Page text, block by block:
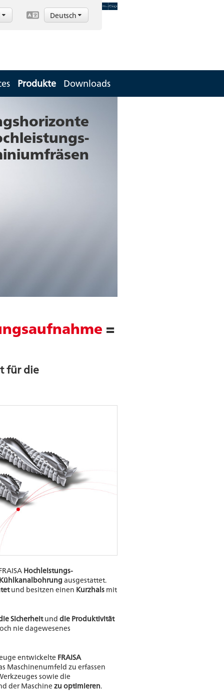
Deutsch
Produkte Downloads
=
für die
Hochleistungs-
ausgestattet.
und besitzen einen Kurzhalsmit
Sicherheitund die Produktivität
nie dagewesenes
entwickelte FRAISA
Maschinenumfeld zu erfassen
sowie die
der Maschinezu optimieren.